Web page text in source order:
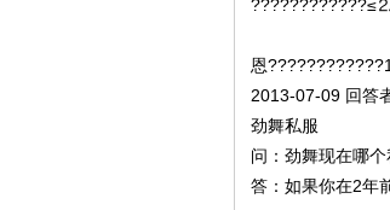
恩
2013-07-09 回答
劲舞私服
问：劲舞现在哪
答：如果你在2年